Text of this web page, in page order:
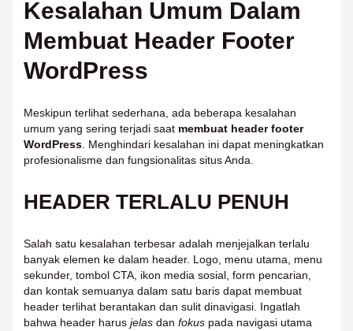
Kesalahan Umum Dalam
Membuat Header Footer
WordPress
Meskipun terlihat sederhana, ada beberapa kesalahan
umum yang sering terjadi saat membuat header footer
WordPress. Menghindari kesalahan ini dapat meningkatkan
profesionalisme dan fungsionalitas situs Anda.
HEADER TERLALU PENUH
Salah satu kesalahan terbesar adalah menjejalkan terlalu
banyak elemen ke dalam header. Logo, menu utama, menu
sekunder, tombol CTA, ikon media sosial, form pencarian,
dan kontak semuanya dalam satu baris dapat membuat
header terlihat berantakan dan sulit dinavigasi. Ingatlah
bahwa header harus jelasdan fokuspada navigasi utama